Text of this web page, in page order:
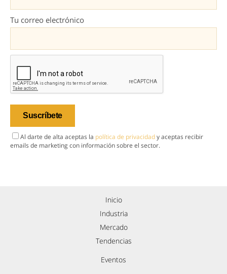
Tu correo electrónico
Al darte de alta aceptas la política de privacidady aceptas recibir
emails de marketing con información sobre el sector.
Inicio
Industria
Mercado
Tendencias
Eventos